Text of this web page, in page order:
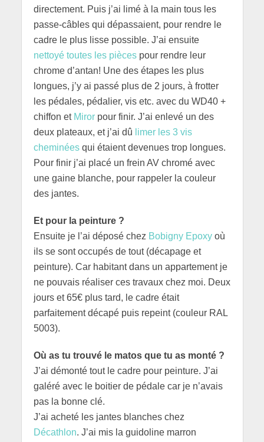
directement. Puis j’ai limé à la main tous les
passe-câbles qui dépassaient, pour rendre le
cadre le plus lisse possible. J’ai ensuite
nettoyé toutes les piècespour rendre leur
chrome d’antan! Une des étapes les plus
longues, j’y ai passé plus de 2 jours, à frotter
les pédales, pédalier, vis etc. avec du WD40 +
chiffon et Miror pour finir. J’ai enlevé un des
deux plateaux, et j’ai dû limer les 3 vis
cheminéesqui étaient devenues trop longues.
Pour finir j’ai placé un frein AV chromé avec
une gaine blanche, pour rappeler la couleur
des jantes.
Et pour la peinture ?
Ensuite je l’ai déposé chez Bobigny Epoxy où
ils se sont occupés de tout (décapage et
peinture). Car habitant dans un appartement je
ne pouvais réaliser ces travaux chez moi. Deux
jours et 65€ plus tard, le cadre était
parfaitement décapé puis repeint (couleur RAL
5003).
Où as tu trouvé le matos que tu as monté ?
J’ai démonté tout le cadre pour peinture. J’ai
galéré avec le boitier de pédale car je n’avais
pas la bonne clé.
J’ai acheté les jantes blanches chez
Décathlon. J’ai mis la guidoline marron